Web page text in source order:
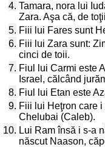
4. Tamara, nora lui
Zara. Aşa că, de
5. Fiii lui Fares sunt
6. Fiii lui Zara sunt:
cinci de toii.
7. Fiul lui Carmi este
Israel, călcând
8. Fiul lui Etan este
9. Fiii lui Heţron care
Chelubai (Caleb).
10. Lui Ram însă i s-a
născut Naason,